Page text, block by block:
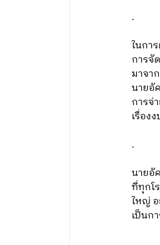
.
ในกา
การจั
มาจา
นายอั
การจ่
เรื่อง
.
นายอั
ที่ทุกโ
ใหญ่ อ
เป็นก